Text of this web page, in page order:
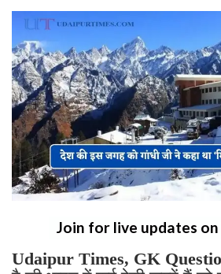
Join for live updates on
Udaipur Times, GK